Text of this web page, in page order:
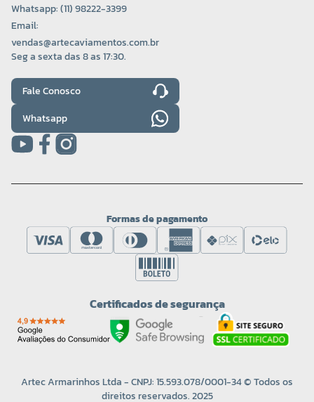
Whatsapp: (11) 98222-3399
Email:
vendas@artecaviamentos.com.br
Seg a sexta das 8 as 17:30.
Fale Conosco
Whatsapp
Formas de pagamento
Certificados de segurança
Artec Armarinhos Ltda - CNPJ: 15.593.078/0001-34 © Todos os
direitos reservados. 2025